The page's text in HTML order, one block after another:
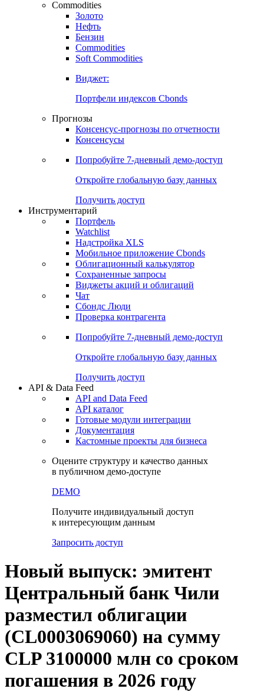
Commodities
Золото
Нефть
Бензин
Commodities
Soft Commodities
Виджет:
Портфели индексов Cbonds
Прогнозы
Консенсус-прогнозы по отчетности
Консенсусы
Попробуйте 7-дневный демо-доступ
Откройте глобальную базу данных
Получить доступ
Инструментарий
Портфель
Watchlist
Надстройка XLS
Мобильное приложение Cbonds
Облигационный калькулятор
Сохраненные запросы
Виджеты акций и облигаций
Чат
Сбондс Люди
Проверка контрагента
Попробуйте 7-дневный демо-доступ
Откройте глобальную базу данных
Получить доступ
API & Data Feed
API and Data Feed
API каталог
Готовые модули интеграции
Документация
Кастомные проекты для бизнеса
Оцените структуру и качество данных
в публичном демо-доступе
DEMO
Получите индивидуальный доступ
к интересующим данным
Запросить доступ
Новый выпуск: эмитент
Центральный банк Чили
разместил облигации
(CL0003069060) на сумму
CLP 3100000 млн со сроком
погашения в 2026 году